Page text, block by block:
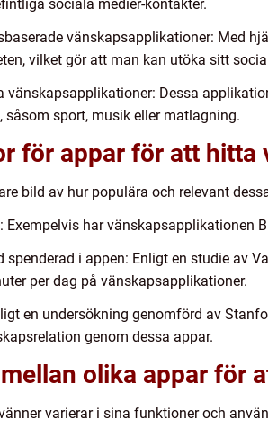
sociala medier-kontakter.
vänskapsapplikationer: Med
vilket gör att man kan utöka sitt
vänskapsapplikationer: Dessa
såsom sport, musik eller matlagning.
för appar för att hitta
bild av hur populära och relevant
Exempelvis har vänskapsapplikationen
i appen: Enligt en studie av
per dag på vänskapsapplikationer.
en undersökning genomförd av
genom dessa appar.
olika appar för
varierar i sina funktioner och